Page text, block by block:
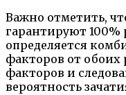
Важно отметить,
гарантируют 100%
определяется
факторов от обоих
факторов и
вероятность